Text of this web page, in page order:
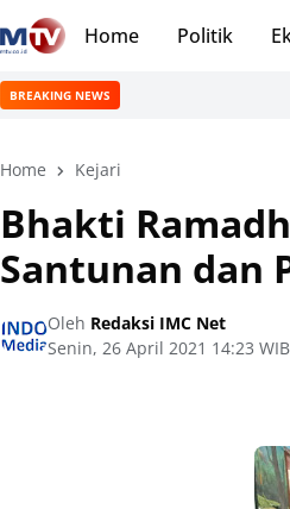
Home Politik
BREAKING NEWS
Home Kejari
Bhakti
Santunan dan
Oleh Redaksi IMC Net
Senin, 26 April 2021 14:23 WIB